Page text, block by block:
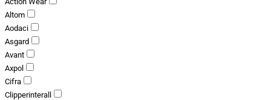
Altom
Aodaci
Asgard
Avant
Axpol
Cifra
Clipperinterall